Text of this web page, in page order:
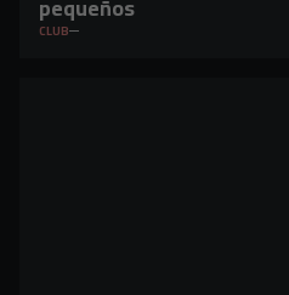
CLUB